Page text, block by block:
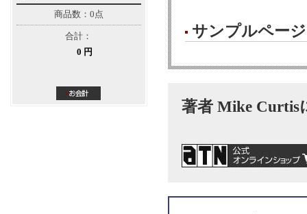
商品数：0点
合計：
0 円
サンプルページ
著者 Mike Curtis